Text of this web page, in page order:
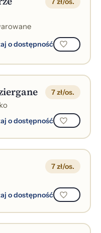
o dostępność
7 zł/os.
o dostępność
7 zł/os.
o dostępność